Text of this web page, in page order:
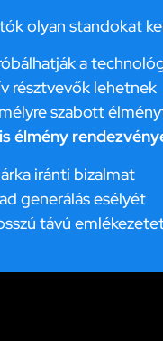
olyan standokat
a
résztvevők lehetnek
szabott
élmény
iránti bizalmat
generálás esélyét
távú